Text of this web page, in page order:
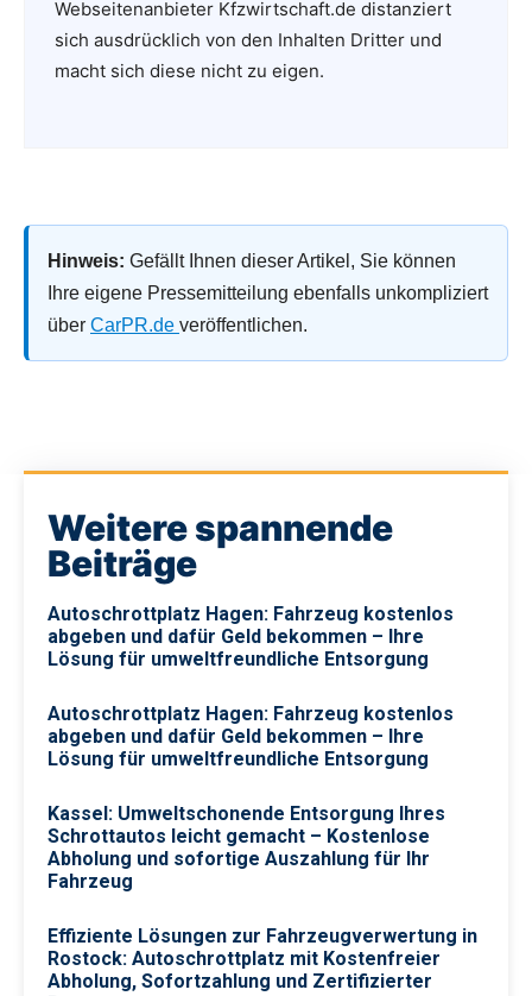
Webseitenanbieter Kfzwirtschaft.de distanziert
sich ausdrücklich von den Inhalten Dritter und
macht sich diese nicht zu eigen.
Hinweis: Gefällt Ihnen dieser Artikel, Sie können
Ihre eigene Pressemitteilung ebenfalls unkompliziert
über CarPR.de veröffentlichen.
Weitere spannende
Beiträge
Autoschrottplatz Hagen: Fahrzeug kostenlos
abgeben und dafür Geld bekommen – Ihre
Lösung für umweltfreundliche Entsorgung
Autoschrottplatz Hagen: Fahrzeug kostenlos
abgeben und dafür Geld bekommen – Ihre
Lösung für umweltfreundliche Entsorgung
Kassel: Umweltschonende Entsorgung Ihres
Schrottautos leicht gemacht – Kostenlose
Abholung und sofortige Auszahlung für Ihr
Fahrzeug
Effiziente Lösungen zur Fahrzeugverwertung in
Rostock: Autoschrottplatz mit Kostenfreier
Abholung, Sofortzahlung und Zertifizierter